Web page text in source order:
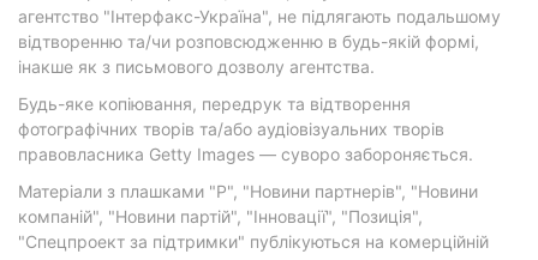
агентство "Інтерфакс-Україна", не підлягають подальшому
відтворенню та/чи розповсюдженню в будь-якій формі,
інакше як з письмового дозволу агентства.
Будь-яке копіювання, передрук та відтворення
фотографічних творів та/або аудіовізуальних творів
правовласника Getty Images — суворо забороняється.
Матеріали з плашками "Р", "Новини партнерів", "Новини
компаній", "Новини партій", "Інновації", "Позиція",
"Спецпроект за підтримки" публікуються на комерційній